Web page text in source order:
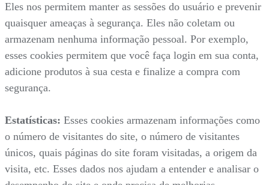
Eles nos permitem manter as sessões do usuário e prevenir
quaisquer ameaças à segurança. Eles não coletam ou
armazenam nenhuma informação pessoal. Por exemplo,
esses cookies permitem que você faça login em sua conta,
adicione produtos à sua cesta e finalize a compra com
segurança.
Estatísticas: Esses cookies armazenam informações como
o número de visitantes do site, o número de visitantes
únicos, quais páginas do site foram visitadas, a origem da
visita, etc. Esses dados nos ajudam a entender e analisar o